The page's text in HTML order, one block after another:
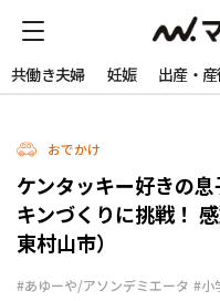
共働き夫婦 妊娠 出産・
おでかけ
ケンタッキー好きの
キンづくりに挑戦！
東村山市）
#あゆーや/アソンデミエータ #小